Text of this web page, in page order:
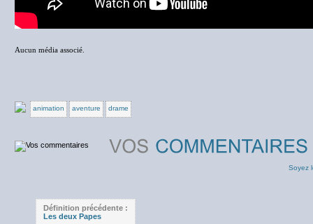
Aucun média associé.
animation aventure drame
Soyez
Définition précédente :
Les deux Papes